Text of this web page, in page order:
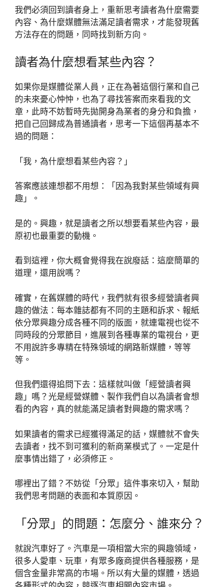
我們必須回到讀者身上，重新思考讀者為什麼需要
內容、為什麼媒體無法滿足讀者需求，才能發現舊
方法存在的問題，同時找到新方向。
讀者為什麼想看某些內容？
如果你是媒體從業人員，正在為著這個行業和自己
的未來憂心忡忡，也為了尋找答案而來看我的文
章，此時不妨暫時先拋開身為業者的身分和負擔，
把自己回歸成為普通讀者，思考一下這個再基本不
過的問題：
「我，為什麼想看某些內容？」
答案應該連想都不用想：「因為我對某些領域有興
趣」。
是的。興趣，就是讀者之所以想要看某些內容，最
原初也最重要的動機。
看到這裡，你大概會覺得我在說廢話：這麼簡單的
道理，還用說嗎？
確實，在舊媒體的時代，我們就有很多經營讀者興
趣的做法：每本雜誌都有不同的主題和訴求、報紙
依分眾興趣分成各種不同的版面，就連電視也從不
同時段的分眾節目，進展到各種專業的電視台，更
不用說許多專精在特殊領域的網路新媒體，等等
等。
但我們還得追問下去：這樣就叫做「經營讀者興
趣」嗎？光是經營媒體、製作我們自以為讀者會想
看的內容，真的就能滿足讀者對興趣的需求嗎？
如果讀者的需求已經獲得滿足的話，媒體就不會失
去讀者，找不到可獲利的新商業模式了。一定是什
麼事情出錯了，必須修正。
哪裡出了錯？不妨從「分眾」這件事來切入，幫助
我們思考問題的表面和本質原因。
「分眾」的問題：怎麼分、誰來分？
就說汽車好了。汽車是一項相當大宗的興趣領域，
很多人愛車、玩車，有眾多廠商提供各種服務，是
個含金量非常高的市場。所以有大量的媒體，透過